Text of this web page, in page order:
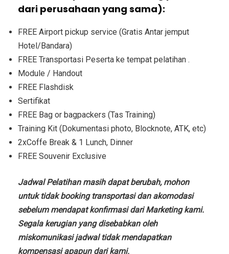
dari perusahaan yang sama):
FREE Airport pickup service (Gratis Antar jemput
Hotel/Bandara)
FREE Transportasi Peserta ke tempat pelatihan .
Module / Handout
FREE Flashdisk
Sertifikat
FREE Bag or bagpackers (Tas Training)
Training Kit (Dokumentasi photo, Blocknote, ATK, etc)
2xCoffe Break & 1 Lunch, Dinner
FREE Souvenir Exclusive
Jadwal Pelatihan masih dapat berubah, mohon
untuk tidak booking transportasi dan akomodasi
sebelum mendapat konfirmasi dari Marketing kami.
Segala kerugian yang disebabkan oleh
miskomunikasi jadwal tidak mendapatkan
kompensasi apapun dari kami.